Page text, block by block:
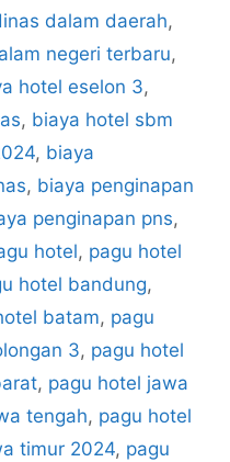
dalam daerah,
negeri terbaru,
hotel eselon 3,
, biaya hotel sbm
, biaya
, biaya penginapan
penginapan pns,
hotel, pagu hotel
hotel bandung,
batam, pagu
3, pagu hotel
, pagu hotel jawa
tengah, pagu hotel
timur 2024, pagu